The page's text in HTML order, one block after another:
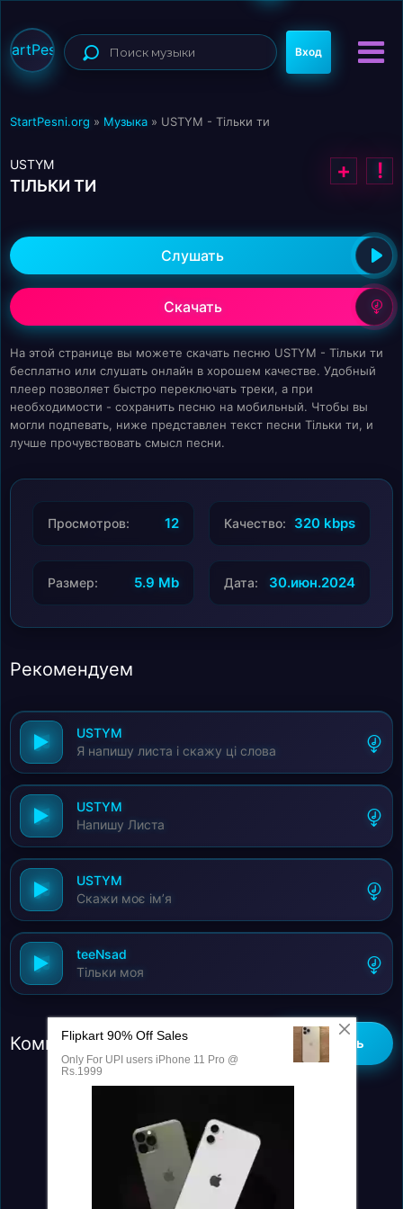
Вход
StartPesni.org » Музыка » USTYM - Тільки ти
USTYM
ТІЛЬКИ ТИ
+ !
Слушать
Скачать
На этой странице вы можете скачать песню USTYM - Тільки ти
бесплатно или слушать онлайн в хорошем качестве. Удобный
плеер позволяет быстро переключать треки, а при
необходимости - сохранить песню на мобильный. Чтобы вы
могли подпевать, ниже представлен текст песни Тільки ти, и
лучше прочувствовать смысл песни.
Просмотров: 12 Качество: 320 kbps
Размер: 5.9 Mb Дата: 30.июн.2024
Рекомендуем
USTYM
Я напишу листа і скажу ці слова
USTYM
Напишу Листа
USTYM
Скажи моє імʼя
teeNsad
Тільки моя
Комментарии (0) Добавить